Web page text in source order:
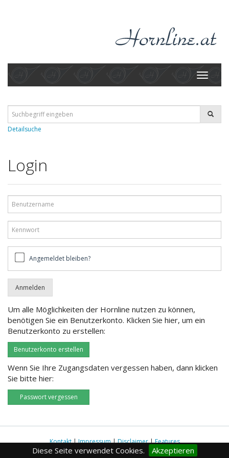
Diese Seite verwendet Cookies. Akzeptieren
Toggle
Detailsuche
Login
bleiben?Angemeldet bleiben?
Um alle Möglichkeiten der Hornline nutzen zu können,
benötigen Sie ein Benutzerkonto. Klicken Sie hier, um ein
Benutzerkonto zu erstellen:
Benutzerkonto erstellen
Wenn Sie Ihre Zugangsdaten vergessen haben, dann klicken
Sie bitte hier:
Passwort vergessen
Kontakt|Impressum|Disclaimer|Features